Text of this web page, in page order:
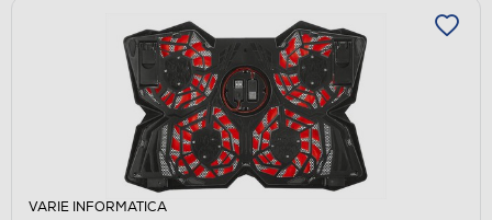
VARIE INFORMATICA